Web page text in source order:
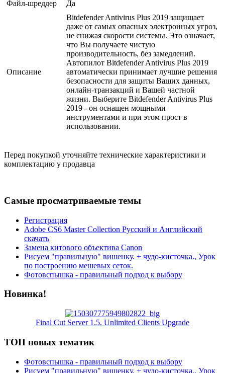
Файл-шреддер Да
Описание
Bitdefender Antivirus Plus 2019 защищает
даже от самых опасных электронных угроз,
не снижая скорости системы. Это означает,
что Вы получаете чистую
производительность, без замедлений.
Автопилот Bitdefender Antivirus Plus 2019
автоматически принимает лучшие решения
безопасности для защиты Ваших данных,
онлайн-транзакций и Вашей частной
жизни. Выберите Bitdefender Antivirus Plus
2019 - он оснащен мощными
инструментами и при этом прост в
использовании.
Перед покупкой уточняйте технические характеристики и
комплектацию у продавца
Самые просматриваемые темы
Регистрация
Adobe CS6 Master Collection Русский и Английский
скачать
Замена китового объектива Canon
Рисуем "правильную" вишенку. + чудо-кисточка., Урок
по построению мешевых сеток.
Фотовспышка - правильный подход к выбору
Новинка!
Final Cut Server 1.5. Unlimited Clients Upgrade
ТОП новых тематик
Фотовспышка - правильный подход к выбору
Рисуем "правильную" вишенку. + чудо-кисточка., Урок